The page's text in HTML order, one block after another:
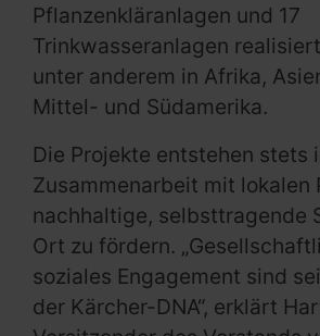
Pflanzenkläranlagen und 17
Trinkwasseranlagen
unter anderem in Afrika,
Mittel- und Südamerika.
Die Projekte entstehen stets
Zusammenarbeit mit lokalen
nachhaltige, selbsttragende
Ort zu fördern.
soziales Engagement sind
der Kärcher-DNA“, erklärt